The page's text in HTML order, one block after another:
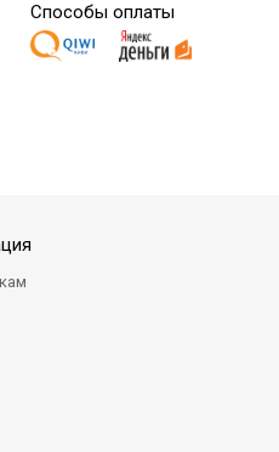
Способы оплаты